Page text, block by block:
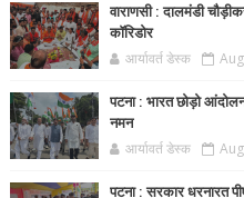
वाराणसी : दालमंडी
कॉरिडोर
आर्यावर्त डेस्क
पटना : भारत छोड़ो
नमन
आर्यावर्त डेस्क
पटना : सरकार धरनारत